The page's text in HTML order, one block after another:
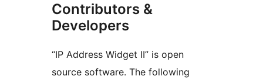
Contributors &
Developers
“IP Address Widget II” is open
source software. The following